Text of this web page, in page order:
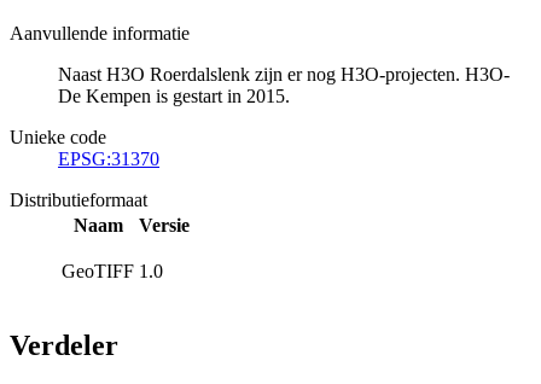
Aanvullende informatie
Naast H3O Roerdalslenk zijn er nog H3O-projecten. H3O-
De Kempen is gestart in 2015.
Unieke code
EPSG:31370
Distributieformaat
Naam
Versie
GeoTIFF 1.0
Verdeler